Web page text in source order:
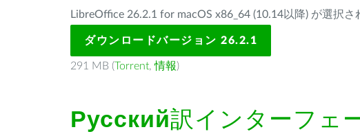
LibreOffice 26.2.1 for macOS x86_64 (10.14以降) が選択さ
ダウンロードバージョン 26.2.1
291 MB (Torrent,情報)
Русский訳インターフェ